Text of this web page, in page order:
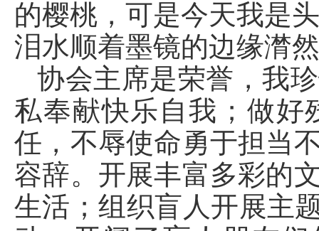
的樱桃，可是今天我是
泪水顺着墨镜的边缘潸
协会主席是荣誉，我
私奉献快乐自我；做好
任，不辱使命勇于担当
容辞。开展丰富多彩的
生活；组织盲人开展主